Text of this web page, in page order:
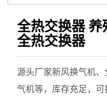
全热交换器 养
全热交换器
源头厂家新风换气机
气机等，库存充足，可